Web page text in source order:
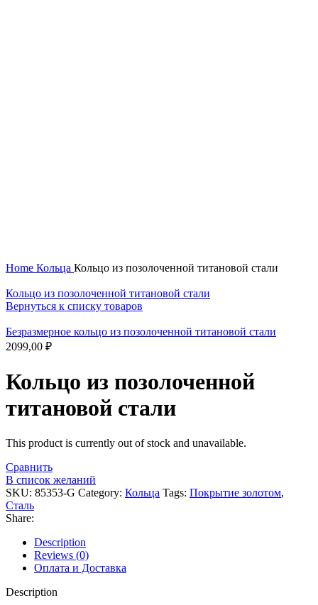
Home Кольца Кольцо из позолоченной титановой стали
Кольцо из позолоченной титановой стали
Вернуться к списку товаров
Безразмерное кольцо из позолоченной титановой стали
2099,00 ₽
Кольцо из позолоченной
титановой стали
This product is currently out of stock and unavailable.
Сравнить
В список желаний
SKU: 85353-G Category: Кольца Tags: Покрытие золотом,
Сталь
Share:
Description
Reviews (0)
Оплата и Доставка
Description